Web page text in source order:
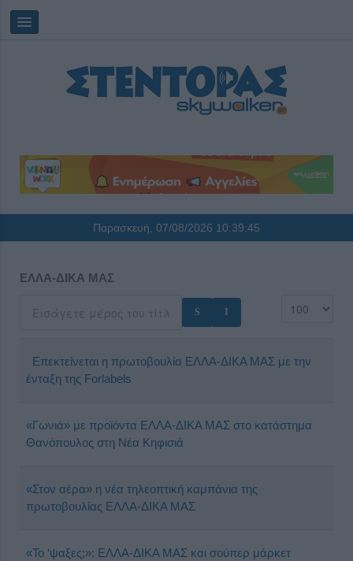
Παρασκευή, 07/08/2026 10:39:45
ΕΛΛΑ-ΔΙΚΑ ΜΑΣ
Επεκτείνεται η πρωτοβουλία ΕΛΛΑ-ΔΙΚΑ ΜΑΣ με την
ένταξη της Forlabels
«Γωνιά» με προϊόντα ΕΛΛΑ-ΔΙΚΑ ΜΑΣ στο κατάστημα
Θανόπουλος στη Νέα Κηφισιά
«Στον αέρα» η νέα τηλεοπτική καμπάνια της
πρωτοβουλίας ΕΛΛΑ-ΔΙΚΑ ΜΑΣ
«Το ‘ψαξες;»: ΕΛΛΑ-ΔΙΚΑ ΜΑΣ και σούπερ μάρκετ